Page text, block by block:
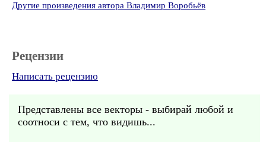
Другие произведения автора Владимир Воробьёв
Рецензии
Написать рецензию
Представлены все векторы - выбирай любой и
соотноси с тем, что видишь...